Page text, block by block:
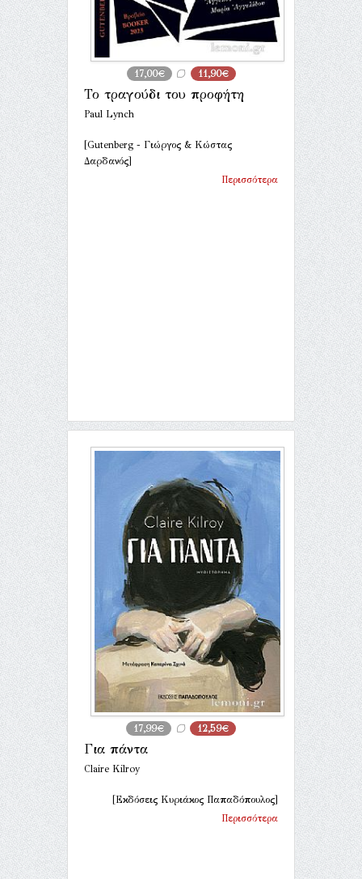
17,00€ 11,90€
Το τραγούδι του προφήτη
Paul Lynch
[Gutenberg - Γιώργος & Κώστας
Δαρδανός]
Περισσότερα
17,99€ 12,59€
Για πάντα
Claire Kilroy
[Εκδόσεις Κυριάκος Παπαδόπουλος]
Περισσότερα